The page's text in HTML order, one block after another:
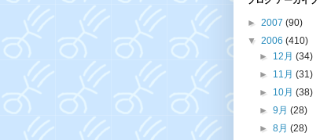
►2007(90)
▼2006(410)
► 12月 (34)
► 11月 (31)
► 10月 (38)
► 9月 (28)
► 8月 (28)